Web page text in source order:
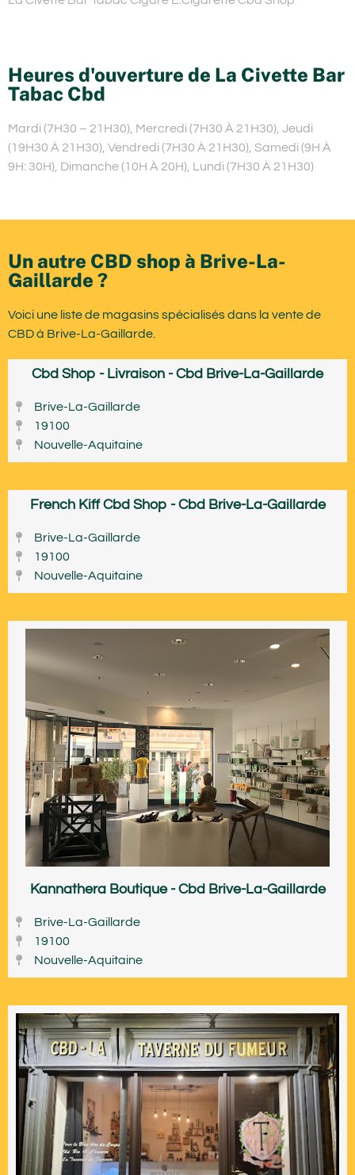
Heures d'ouverture de La Civette Bar
Tabac Cbd
Mardi (7H30 – 21H30), Mercredi (7H30 À 21H30), Jeudi
(19H30 À 21H30), Vendredi (7H30 À 21H30), Samedi (9H À
9H: 30H), Dimanche (10H À 20H), Lundi (7H30 À 21H30)
Un autre CBD shop à Brive-La-
Gaillarde ?
Voici une liste de magasins spécialisés dans la vente de
CBD à Brive-La-Gaillarde.
Cbd Shop - Livraison - Cbd Brive-La-Gaillarde
Brive-La-Gaillarde
19100
Nouvelle-Aquitaine
French Kiff Cbd Shop - Cbd Brive-La-Gaillarde
Brive-La-Gaillarde
19100
Nouvelle-Aquitaine
Kannathera Boutique - Cbd Brive-La-Gaillarde
Brive-La-Gaillarde
19100
Nouvelle-Aquitaine